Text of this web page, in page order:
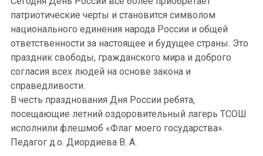
патриотические черты и становится символом
национального единения народа России и общей
ответственности за настоящее и будущее страны. Это
праздник свободы, гражданского мира и доброго
согласия всех людей на основе закона и
справедливости.
В честь празднования Дня России ребята,
посещающие летний оздоровительный лагерь ТСОШ
исполнили флешмоб «Флаг моего государства».
Педагог д.о. Диордиева В. А.